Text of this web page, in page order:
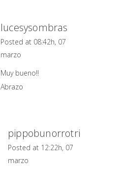
lucesysombras
Posted at 08:42h, 07
marzo
Muy bueno!!
Abrazo
pippobunorrotri
Posted at 12:22h, 07
marzo